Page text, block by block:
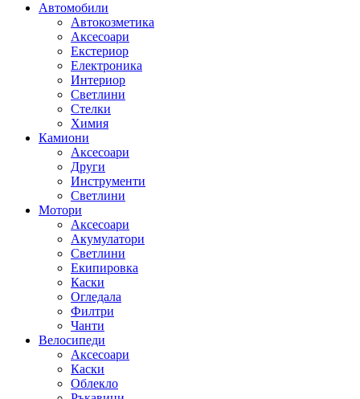
Автомобили
Автокозметика
Аксесоари
Екстериор
Електроника
Интериор
Светлини
Стелки
Химия
Камиони
Аксесоари
Други
Инструменти
Светлини
Мотори
Аксесоари
Акумулатори
Светлини
Екипировка
Каски
Огледала
Филтри
Чанти
Велосипеди
Аксесоари
Каски
Облекло